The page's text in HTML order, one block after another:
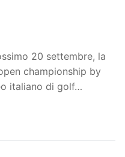
20 settembre, la
championship by
italiano di golf…